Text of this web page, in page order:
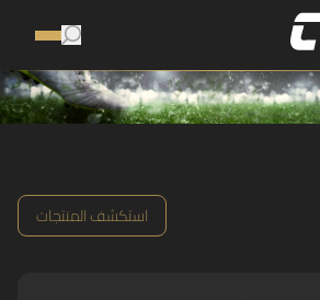
استكشف المنتجات